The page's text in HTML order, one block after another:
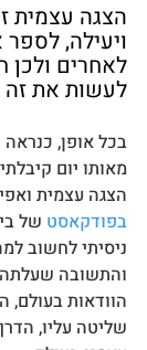
הצגה עצמית
ויעילה,
לאחרים
לעשות את זה
בכל אופן, כנראה
מאותו יום
הצגה עצמית
בפודקאסט של
ניסיתי לחשוב
והתשובה
הוודאות בעולם,
שליטה עליו,